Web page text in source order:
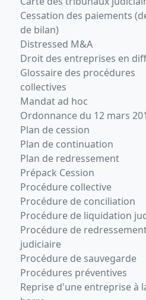
Cessation des paiements
de bilan)
Distressed M&A
Droit des entreprises en
Glossaire des procédures
collectives
Mandat ad hoc
Ordonnance du 12 mars
Plan de cession
Plan de continuation
Plan de redressement
Prépack Cession
Procédure collective
Procédure de conciliation
Procédure de liquidation
Procédure de
judiciaire
Procédure de sauvegarde
Procédures préventives
Reprise d'une entreprise à